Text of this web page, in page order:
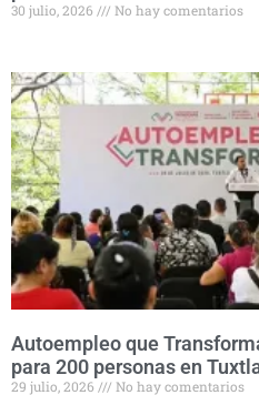
30 julio, 2026 No hay comentarios
Autoempleo que
para 200 personas en
29 julio, 2026 No hay comentarios